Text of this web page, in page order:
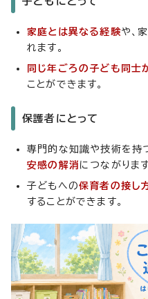
家庭とは異なる経験や、
れます。
同じ年ごろの子ども同士
ことができます。
保護者にとって
専門的な知識や技術を持
安感の解消 につながります
子どもへの保育者の接し
することができます。